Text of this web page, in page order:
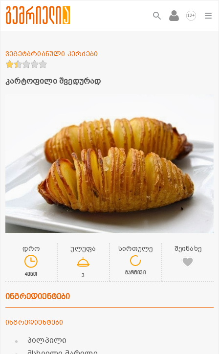
12+
კარტოფილი შვედურად
ვეგეტარიანული კერძები
დრო
40წთ
ულუფა
3
სირთულე
მარტივი
შეინახე
ინგრედიენტები
ინგრედიენტები
პილპილი